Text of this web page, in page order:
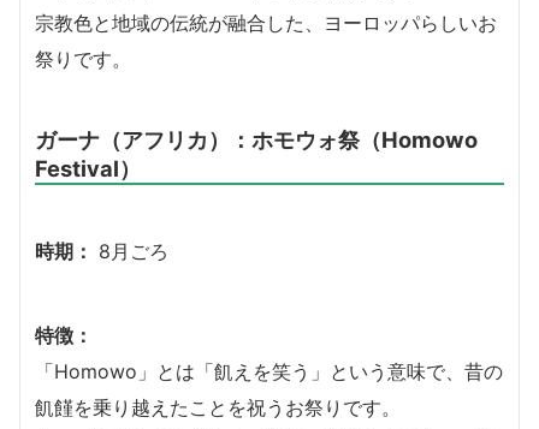
宗教色と地域の伝統が融合した、ヨーロッパらしいお
祭りです。
ガーナ（アフリカ）：ホモウォ祭（Homowo
Festival）
時期： 8月ごろ
特徴：
「Homowo」とは「飢えを笑う」という意味で、昔の
飢饉を乗り越えたことを祝うお祭りです。